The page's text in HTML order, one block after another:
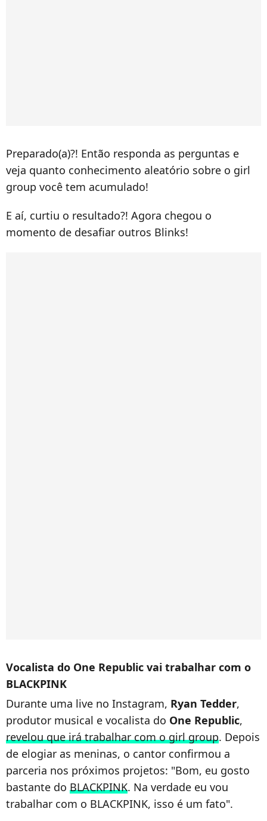
Preparado(a)?! Então responda as perguntas e
veja quanto conhecimento aleatório sobre o girl
group você tem acumulado!
E aí, curtiu o resultado?! Agora chegou o
momento de desafiar outros Blinks!
Vocalista do One Republic vai trabalhar com o
BLACKPINK
Durante uma live no Instagram, Ryan Tedder,
produtor musical e vocalista do One Republic,
revelou que irá trabalhar com o girl group. Depois
de elogiar as meninas, o cantor confirmou a
parceria nos próximos projetos: "Bom, eu gosto
bastante do BLACKPINK. Na verdade eu vou
trabalhar com o BLACKPINK, isso é um fato".